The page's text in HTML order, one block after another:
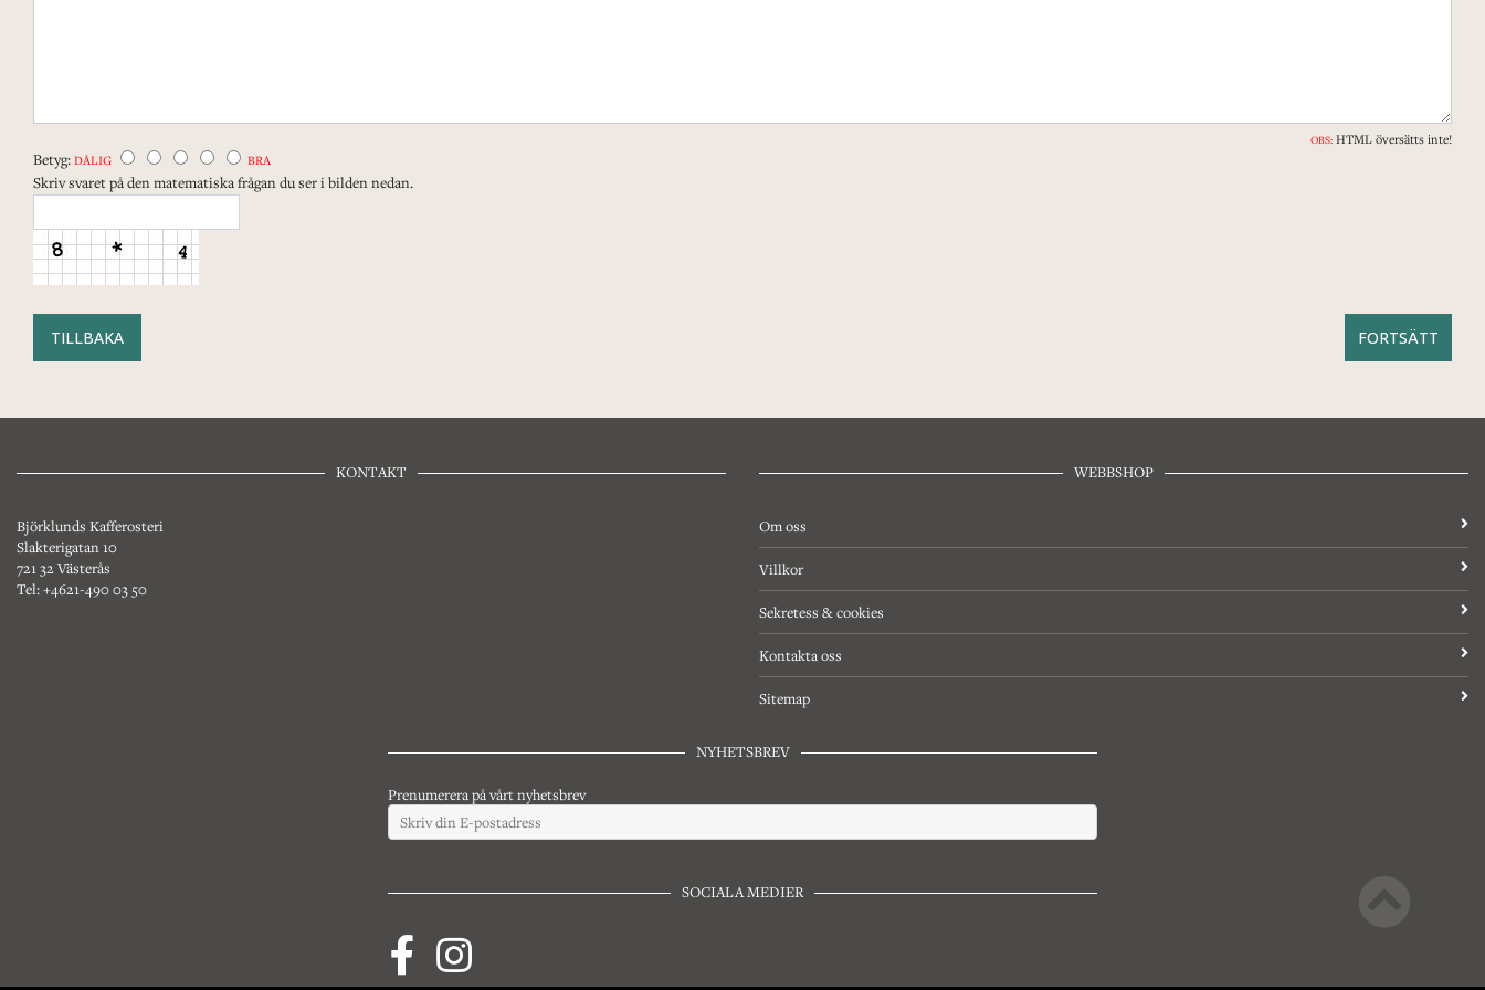
OBS: HTML översätts inte!
Betyg: DÅLIG BRA
Skriv svaret på den matematiska frågan du ser i bilden nedan.
TILLBAKA
KONTAKT
Björklunds Kafferosteri
Slakterigatan 10
721 32 Västerås
Tel: +4621-490 03 50
WEBBSHOP
Om oss
Villkor
Sekretess & cookies
Kontakta oss
Sitemap
NYHETSBREV
Prenumerera på vårt nyhetsbrev
SOCIALA MEDIER